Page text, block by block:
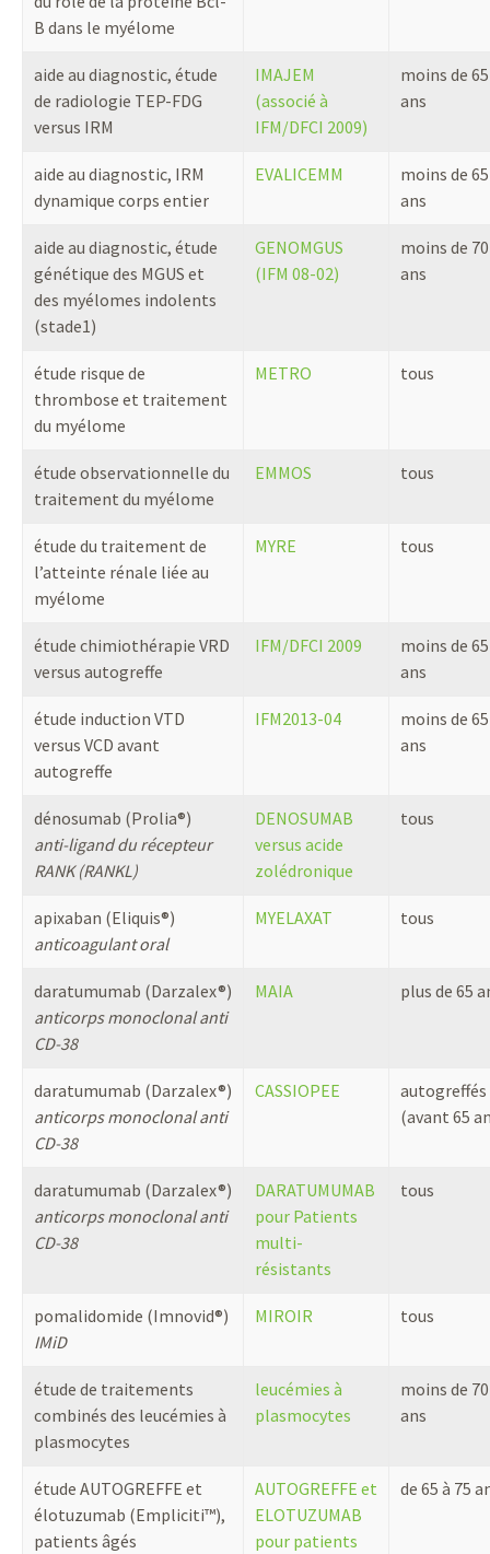
B dans le myélome
aide au diagnostic, étude
de radiologie TEP-FDG
versus IRM
IMAJEM
(associé à
IFM/DFCI 2009)
moins de 65
ans
aide au diagnostic, IRM
dynamique corps entier
EVALICEMM
moins de 65
ans
aide au diagnostic, étude
génétique des MGUS et
des myélomes indolents
(stade1)
GENOMGUS
(IFM 08-02)
moins de 70
ans
étude risque de
thrombose et traitement
du myélome
METRO tous
étude observationnelle du
traitement du myélome
EMMOS tous
étude du traitement de
l’atteinte rénale liée au
myélome
MYRE tous
étude chimiothérapie VRD
versus autogreffe
IFM/DFCI 2009
moins de 65
ans
étude induction VTD
versus VCD avant
autogreffe
IFM2013-04
moins de 65
ans
dénosumab (Prolia®)
anti-ligand du récepteur
RANK (RANKL)
DENOSUMAB
versus acide
zolédronique
tous
apixaban (Eliquis®)
anticoagulant oral
MYELAXAT tous
daratumumab (Darzalex®)
anticorps monoclonal anti
CD-38
MAIA plus de 65
daratumumab (Darzalex®)
anticorps monoclonal anti
CD-38
CASSIOPEE
autogreffés
(avant 65
daratumumab (Darzalex®)
anticorps monoclonal anti
CD-38
DARATUMUMAB
pour Patients
multi-
résistants
tous
pomalidomide (Imnovid®)
IMiD
MIROIR tous
étude de traitements
combinés des leucémies à
plasmocytes
leucémies à
plasmocytes
moins de 70
ans
étude AUTOGREFFE et
élotuzumab (Empliciti™),
patients âgés
AUTOGREFFE et
ELOTUZUMAB
pour patients
de 65 à 75